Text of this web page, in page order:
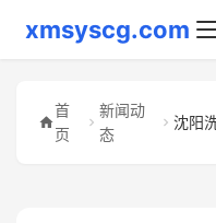
xmsyscg.com
首
页
新闻动
态